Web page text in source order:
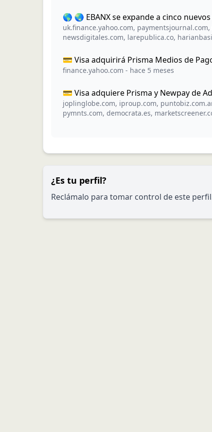
🌎 🌏 EBANX se expande a cinco
uk.finance.yahoo.com, paymentsjournal.com,
newsdigitales.com, larepublica.co,
💳 Visa adquirirá Prisma Medios de
finance.yahoo.com - hace 5 meses
💳 Visa adquiere Prisma y Newpay de
joplinglobe.com, iproup.com,
pymnts.com, democrata.es,
¿Es tu perfil?
Reclámalo para tomar control de este